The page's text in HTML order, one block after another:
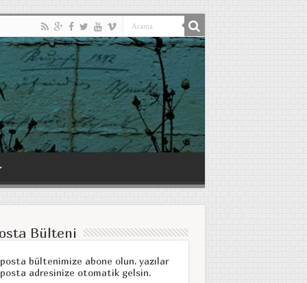
Bülteni
bültenimize abone olun, yazılar
adresinize otomatik gelsin.